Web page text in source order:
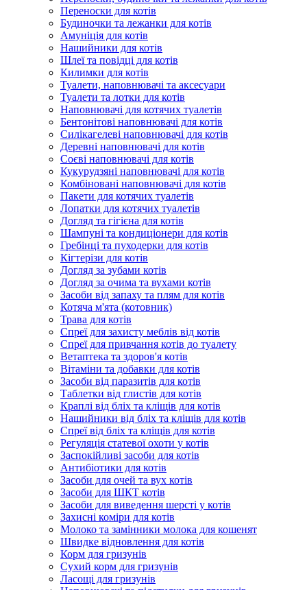
Переноски для котів
Будиночки та лежанки для котів
Амуніція для котів
Нашийники для котів
Шлеї та повідці для котів
Килимки для котів
Туалети, наповнювачі та аксесуари
Туалети та лотки для котів
Наповнювачі для котячих туалетів
Бентонітові наповнювачі для котів
Силікагелеві наповнювачі для котів
Деревні наповнювачі для котів
Соєві наповнювачі для котів
Кукурудзяні наповнювачі для котів
Комбіновані наповнювачі для котів
Пакети для котячих туалетів
Лопатки для котячих туалетів
Догляд та гігієна для котів
Шампуні та кондиціонери для котів
Гребінці та пуходерки для котів
Кігтерізи для котів
Догляд за зубами котів
Догляд за очима та вухами котів
Засоби від запаху та плям для котів
Котяча м'ята (котовник)
Трава для котів
Спреї для захисту меблів від котів
Спреї для привчання котів до туалету
Ветаптека та здоров'я котів
Вітаміни та добавки для котів
Засоби від паразитів для котів
Таблетки від глистів для котів
Краплі від бліх та кліщів для котів
Нашийники від бліх та кліщів для котів
Спреї від бліх та кліщів для котів
Регуляція статевої охоти у котів
Заспокійливі засоби для котів
Антибіотики для котів
Засоби для очей та вух котів
Засоби для ШКТ котів
Засоби для виведення шерсті у котів
Захисні коміри для котів
Молоко та замінники молока для кошенят
Швидке відновлення для котів
Корм для гризунів
Сухий корм для гризунів
Ласощі для гризунів